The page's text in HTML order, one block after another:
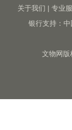
关于我们 | 专业
银行支持：
文物网